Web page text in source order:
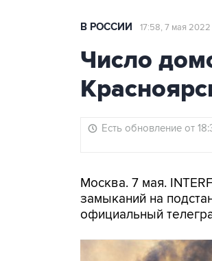
В РОССИИ 17:58, 7 мая 2022
Число
Есть обновление от
Москва. 7 мая.
замыканий на
официальный